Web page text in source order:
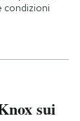
condizioni
sui